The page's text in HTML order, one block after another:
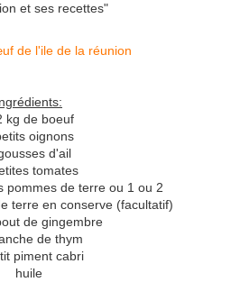
et ses recettes"
kg de boeuf
oignons
d'ail
tomates
pommes de terre ou 1 ou 2
terre en conserve (facultatif)
de gingembre
de thym
piment cabri
huile